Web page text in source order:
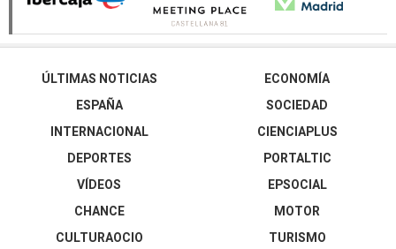
ÚLTIMAS NOTICIAS
ESPAÑA
INTERNACIONAL
DEPORTES
VÍDEOS
ECONOMÍA
SOCIEDAD
CIENCIAPLUS
PORTALTIC
EPSOCIAL
CHANCE
CULTURAOCIO
MOTOR
TURISMO